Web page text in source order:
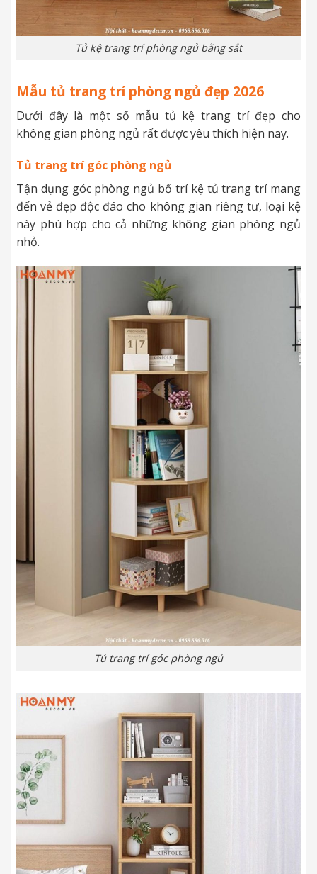
Tủ kệ trang trí phòng ngủ bằng sắt
Mẫu tủ trang trí phòng ngủ đẹp 2026
Dưới đây là một số mẫu tủ kệ trang trí đẹp cho
không gian phòng ngủ rất được yêu thích hiện nay.
Tủ trang trí góc phòng ngủ
Tận dụng góc phòng ngủ bố trí kệ tủ trang trí mang
đến vẻ đẹp độc đáo cho không gian riêng tư, loại kệ
này phù hợp cho cả những không gian phòng ngủ
nhỏ.
Tủ trang trí góc phòng ngủ